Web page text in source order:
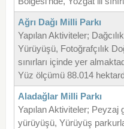
Ağrı Dağı Milli Parkı
Yapılan Aktiviteler;
Yürüyüşü, Fotoğrafçılık
sınırları içinde yer
Yüz ölçümü 88.014
Aladağlar Milli Parkı
Yapılan Aktiviteler; Peyzaj
yürüyüşü, Yürüyüş